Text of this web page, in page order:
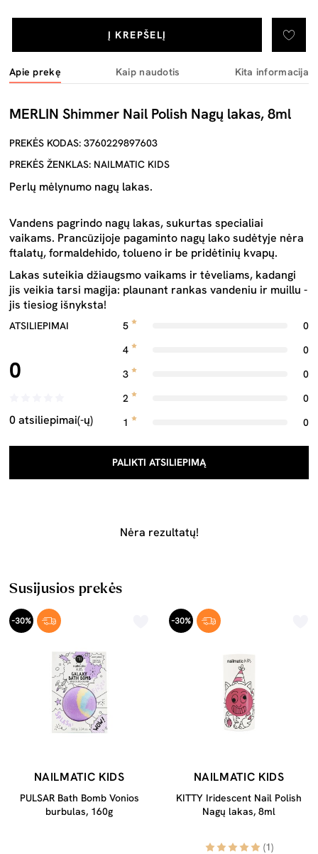
Į KREPŠELĮ
Apie prekę Kaip naudotis Kita informacija
MERLIN Shimmer Nail Polish Nagų lakas, 8ml
PREKĖS KODAS: 3760229897603
PREKĖS ŽENKLAS: NAILMATIC KIDS
Perlų mėlynumo nagų lakas.
Vandens pagrindo nagų lakas, sukurtas specialiai
vaikams. Prancūzijoje pagaminto nagų lako sudėtyje nėra
ftalatų, formaldehido, tolueno ir be pridėtinių kvapų.
Lakas suteikia džiaugsmo vaikams ir tėveliams, kadangi
jis veikia tarsi magija: plaunant rankas vandeniu ir muillu -
jis tiesiog išnyksta!
ATSILIEPIMAI
0
0 atsiliepimai(-ų)
5
0
4
0
3
0
2
0
1
0
PALIKTI ATSILIEPIMĄ
Nėra rezultatų!
Susijusios prekės
-30%
NAILMATIC KIDS
PULSAR Bath Bomb Vonios
burbulas, 160g
-30%
NAILMATIC KIDS
KITTY Iridescent Nail Polish
Nagų lakas, 8ml
(1)